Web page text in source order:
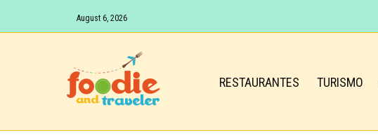
August 6, 2026
RESTAURANTES TURISMO